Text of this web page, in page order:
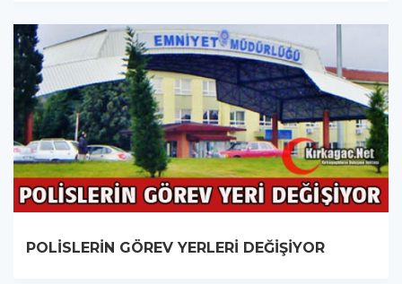
POLİSLERİN GÖREV YERLERİ DEĞİŞİYOR